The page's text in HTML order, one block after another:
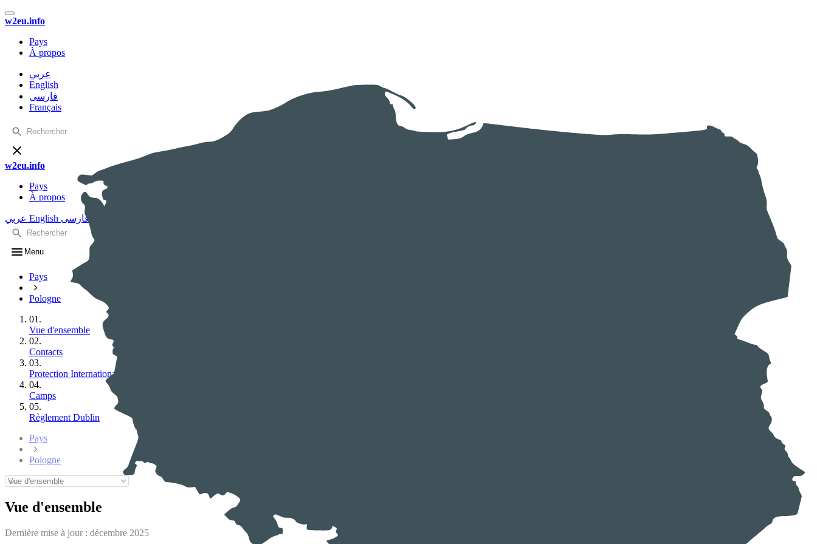
w2eu.info
Pays
À propos
عربي
English
فارسی
Français
w2eu.info
Pays
À propos
عربي English فارسی
Menu
Pays
Pologne
01.
Vue d'ensemble
02.
Contacts
03.
Protection Internationale / Asile
04.
Camps
05.
Règlement Dublin
Pays
Pologne
Vue d'ensemble
Dernière mise à jour : décembre 2025